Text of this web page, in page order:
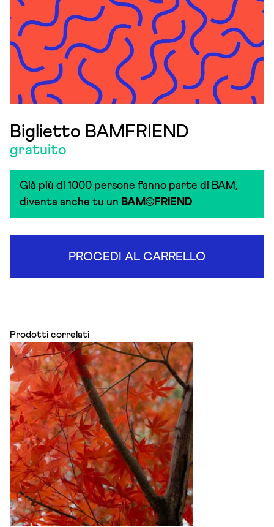
Biglietto BAMFRIEND
gratuito
Già più di 1000 persone fanno parte di BAM,
diventa anche tu un BAM FRIEND
PROCEDI AL CARRELLO
Prodotti correlati